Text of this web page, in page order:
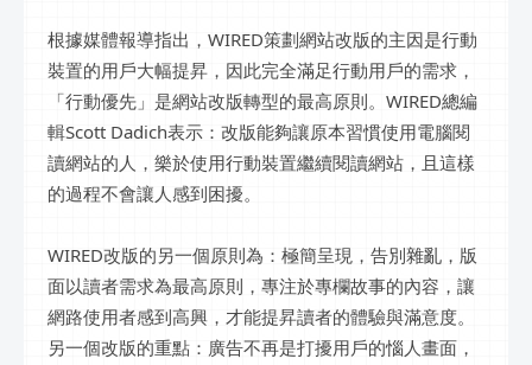
根據媒體報導指出，WIRED策劃網站改版的主因是行動
裝置的用戶大幅提昇，因此完全滿足行動用戶的需求，
「行動優先」是網站改版轉型的最高原則。WIRED總編
輯Scott Dadich表示：改版能夠讓原本習慣使用電腦閱
讀網站的人，樂於使用行動裝置繼續閱讀網站，且這樣
的過程不會讓人感到困擾。
WIRED改版的另一個原則為：極簡呈現，告別雜亂，版
面以讀者需求為最高原則，專注於專欄故事的內容，讓
網路使用者感到高興，才能提昇讀者的體驗與滿意度。
另一個改版的重點：廣告不再是打擾用戶的惱人畫面，